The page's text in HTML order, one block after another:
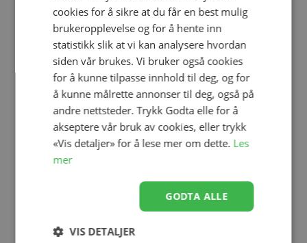
Babycall, BC6500D Digital,
Neonate, Sort
kr 1 899,00kr 1 599,00
kr 149,00
Fryseform og stekeform, Milla&Max,
cookies for å sikre at du får en best mulig
brukeropplevelse og for å hente inn
statistikk slik at vi kan analysere hvordan
siden vår brukes. Vi bruker også cookies
for å kunne tilpasse innhold til deg, og for
å kunne målrette annonser til deg, også på
andre nettsteder. Trykk Godta elle for å
akseptere vår bruk av cookies, eller trykk
«Vis detaljer» for å lese mer om dette. Les
mer
GODTA ALLE
VIS DETALJER